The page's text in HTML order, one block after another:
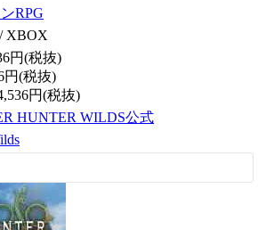
RPG
XBOX
円(税抜)
円(税抜)
円(税抜)
HUNTER WILDS公式